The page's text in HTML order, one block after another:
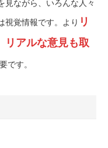
見ながら、いろんな人々
視覚情報です。より リ
リアルな意見も取
です。